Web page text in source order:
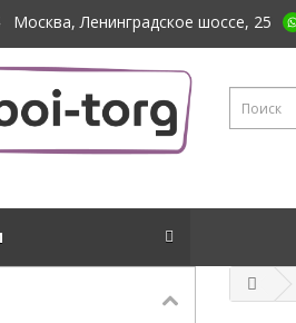
Москва, Ленинградское шоссе, 25